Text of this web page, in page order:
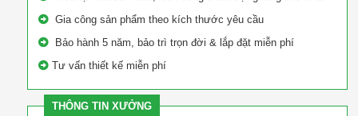
Gia công sản phẩm theo kích thước yêu cầu
Bảo hành 5 năm, bảo trì trọn đời & lắp đặt miễn phí
Tư vấn thiết kế miễn phí
THÔNG TIN XƯỞNG